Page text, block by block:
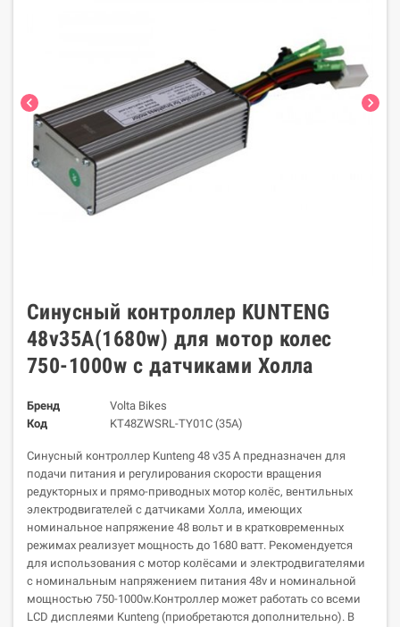
chevron_left chevron_right
Синусный контроллер KUNTENG
48v35A(1680w) для мотор колес
750-1000w с датчиками Холла
Бренд
Volta Bikes
Код
KT48ZWSRL-TY01C (35A)
Синусный контроллер Kunteng 48 v35 A предназначен для
подачи питания и регулирования скорости вращения
редукторных и прямо-приводных мотор колёс, вентильных
электродвигателей с датчиками Холла, имеющих
номинальное напряжение 48 вольт и в кратковременных
режимах реализует мощность до 1680 ватт. Рекомендуется
для использования с мотор колёсами и электродвигателями
c номинальным напряжением питания 48v и номинальной
мощностью 750-1000w.Контроллер может работать сo всеми
LCD дисплеями Kunteng (приобретаются дополнительно). В